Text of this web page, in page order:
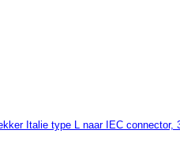
Italie type L naar IEC connector,